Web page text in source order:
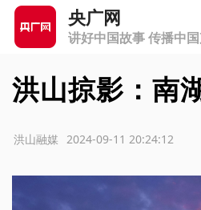
央广网
讲好中国故事 传播中
洪山掠影：南
2024-09-11 20:24:12
洪山融媒